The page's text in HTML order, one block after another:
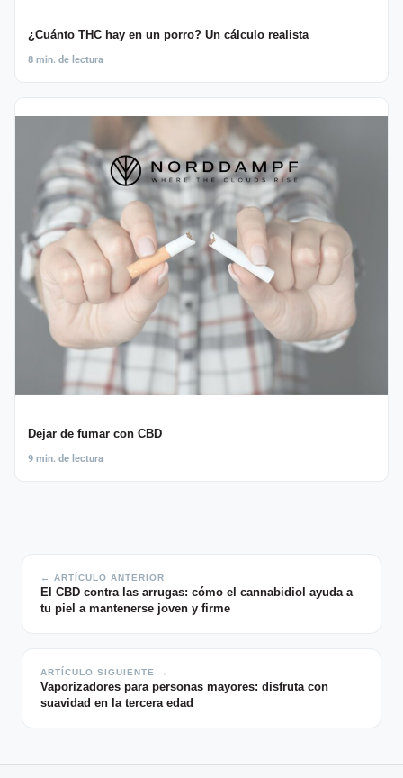
¿Cuánto THC hay en un porro? Un cálculo realista
8 min. de lectura
Dejar de fumar con CBD
9 min. de lectura
← ARTÍCULO ANTERIOR
El CBD contra las arrugas: cómo el cannabidiol ayuda a
tu piel a mantenerse joven y firme
ARTÍCULO SIGUIENTE →
Vaporizadores para personas mayores: disfruta con
suavidad en la tercera edad